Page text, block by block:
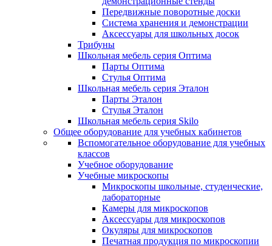
Передвижные поворотные доски
Система хранения и демонстрации
Аксессуары для школьных досок
Трибуны
Школьная мебель серия Оптима
Парты Оптима
Стулья Оптима
Школьная мебель серия Эталон
Парты Эталон
Стулья Эталон
Школьная мебель серия Skilo
Общее оборудование для учебных кабинетов
Вспомогательное оборудование для учебных
классов
Учебное оборудование
Учебные микроскопы
Микроскопы школьные, студенческие,
лабораторные
Камеры для микроскопов
Аксессуары для микроскопов
Окуляры для микроскопов
Печатная продукция по микроскопии